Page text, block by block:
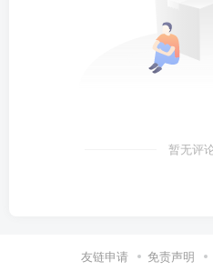
暂无评
友链申请 免责声明